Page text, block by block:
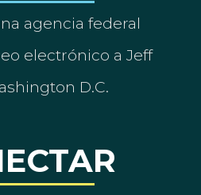
agencia federal
electrónico a Jeff
D.C.